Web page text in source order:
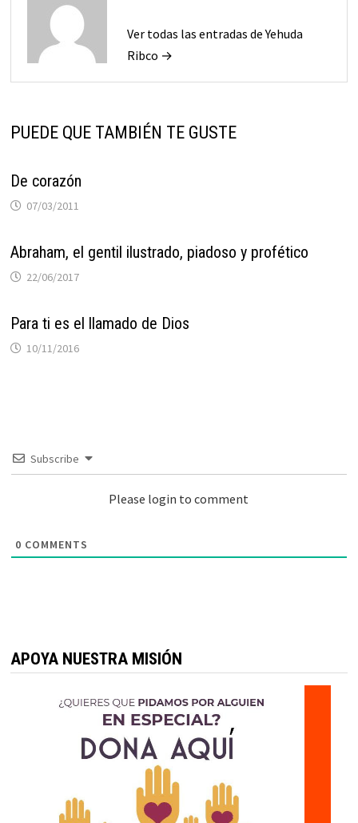
Ver todas las entradas de Yehuda
Ribco →
PUEDE QUE TAMBIÉN TE GUSTE
De corazón
07/03/2011
Abraham, el gentil ilustrado, piadoso y profético
22/06/2017
Para ti es el llamado de Dios
10/11/2016
Subscribe
Please login to comment
0 COMMENTS
APOYA NUESTRA MISIÓN